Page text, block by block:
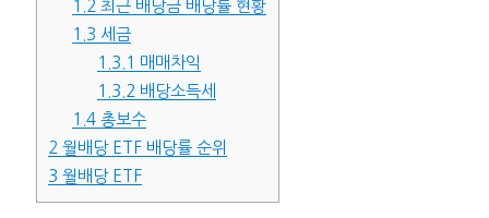
1.2 최근 배당금 배당률 현황
1.3 세금
1.3.1 매매차익
1.3.2 배당소득세
1.4 총보수
2 월배당 ETF 배당률 순위
3 월배당 ETF